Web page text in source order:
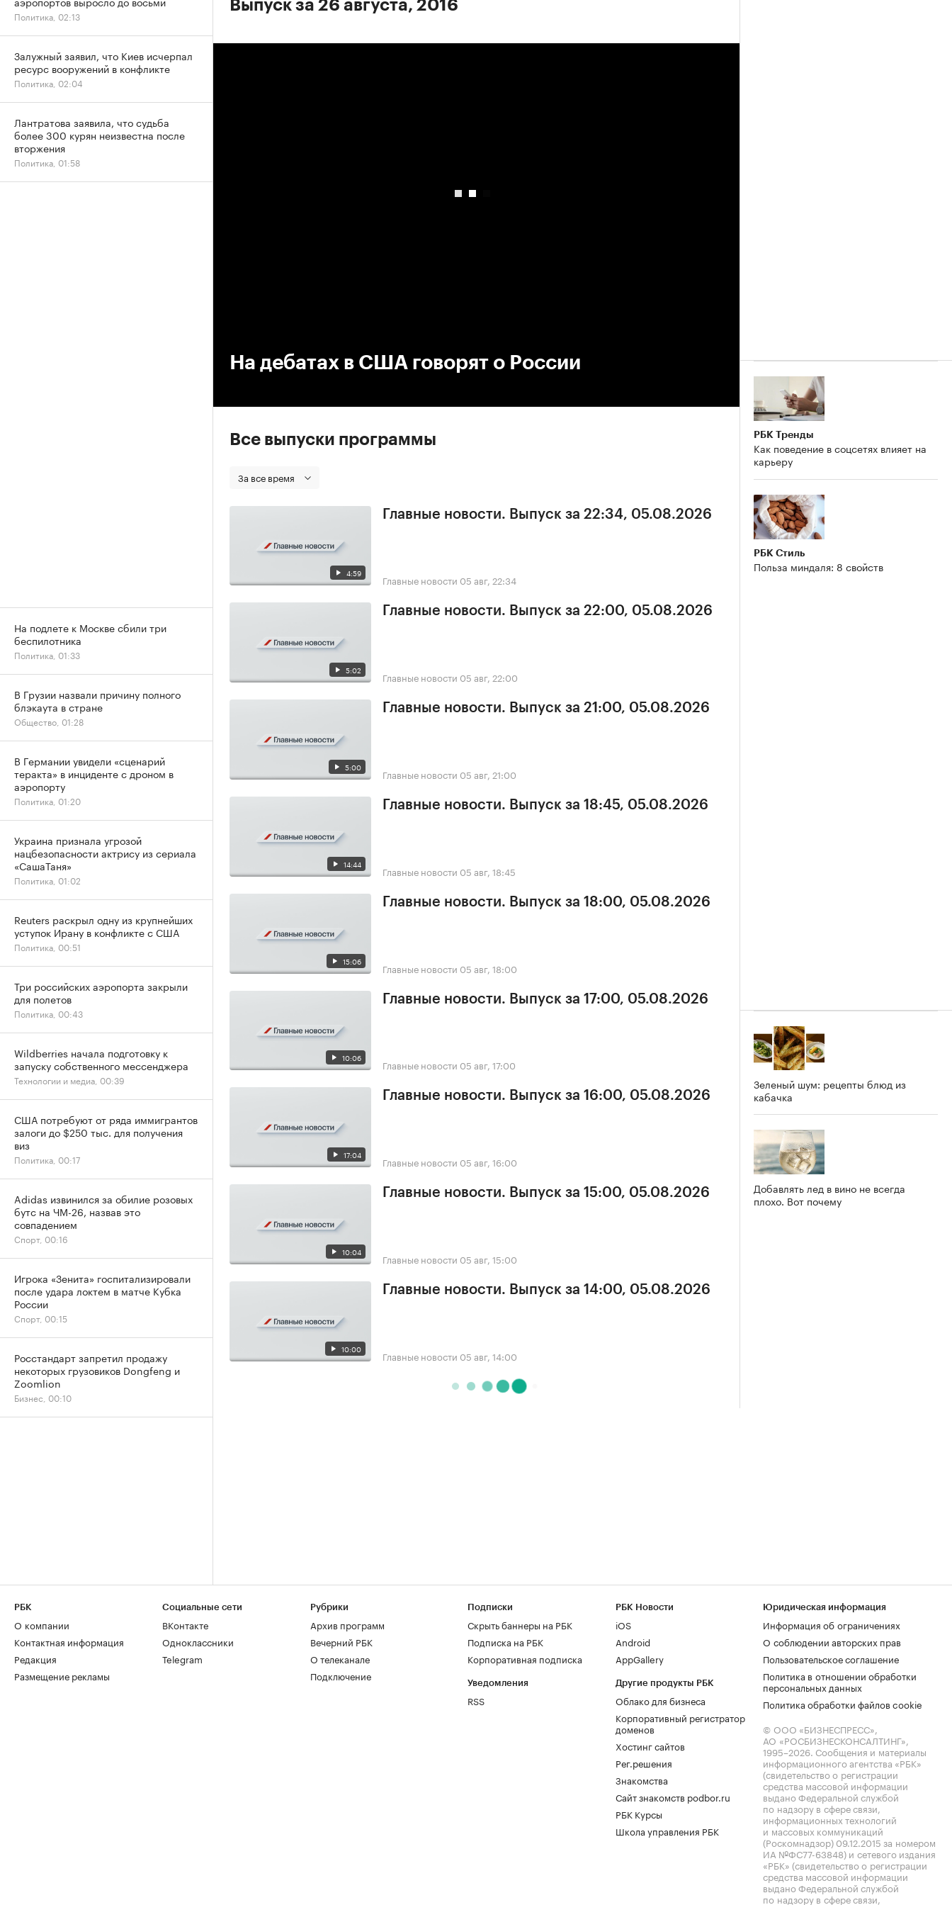
Выпуск за 26 августа, 2016
На дебатах в США говорят о России
Все выпуски программы
За все время
4:59
Главные новости. Выпуск за 22:34, 05.08.2026
Главные новости 05 авг, 22:34
5:02
Главные новости. Выпуск за 22:00, 05.08.2026
Главные новости 05 авг, 22:00
5:00
Главные новости. Выпуск за 21:00, 05.08.2026
Главные новости 05 авг, 21:00
14:44
Главные новости. Выпуск за 18:45, 05.08.2026
Главные новости 05 авг, 18:45
15:06
Главные новости. Выпуск за 18:00, 05.08.2026
Главные новости 05 авг, 18:00
10:06
Главные новости. Выпуск за 17:00, 05.08.2026
Главные новости 05 авг, 17:00
17:04
Главные новости. Выпуск за 16:00, 05.08.2026
Главные новости 05 авг, 16:00
10:04
Главные новости. Выпуск за 15:00, 05.08.2026
Главные новости 05 авг, 15:00
10:00
Главные новости. Выпуск за 14:00, 05.08.2026
Главные новости 05 авг, 14:00
РБК Тренды
Как поведение в соцсетях влияет на
карьеру
РБК Стиль
Польза миндаля: 8 свойств
Зеленый шум: рецепты блюд из
кабачка
Добавлять лед в вино не всегда
плохо. Вот почему
Политика, 02:13
Залужный заявил, что Киев исчерпал
ресурс вооружений в конфликте
Политика, 02:04
Лантратова заявила, что судьба
более 300 курян неизвестна после
вторжения
Политика, 01:58
На подлете к Москве сбили три
беспилотника
Политика, 01:33
В Грузии назвали причину полного
блэкаута в стране
Общество, 01:28
В Германии увидели «сценарий
теракта» в инциденте с дроном в
аэропорту
Политика, 01:20
Украина признала угрозой
нацбезопасности актрису из сериала
«СашаТаня»
Политика, 01:02
Reuters раскрыл одну из крупнейших
уступок Ирану в конфликте с США
Политика, 00:51
Три российских аэропорта закрыли
для полетов
Политика, 00:43
Wildberries начала подготовку к
запуску собственного мессенджера
Технологии и медиа, 00:39
США потребуют от ряда иммигрантов
залоги до $250 тыс. для получения
виз
Политика, 00:17
Adidas извинился за обилие розовых
бутс на ЧМ-26, назвав это
совпадением
Спорт, 00:16
Игрока «Зенита» госпитализировали
после удара локтем в матче Кубка
России
Спорт, 00:15
Росстандарт запретил продажу
некоторых грузовиков Dongfeng и
Zoomlion
Бизнес, 00:10
РБК
О компании
Контактная информация
Редакция
Размещение рекламы
Социальные сети
ВКонтакте
Одноклассники
Telegram
Рубрики
Архив программ
Вечерний РБК
О телеканале
Подключение
Подписки
Скрыть баннеры на РБК
Подписка на РБК
Корпоративная подписка
Уведомления
RSS
РБК Новости
iOS
Android
AppGallery
Другие продукты РБК
Облако для бизнеса
Корпоративный регистратор
доменов
Хостинг сайтов
Рег.решения
Знакомства
Сайт знакомств podbor.ru
РБК Курсы
Школа управления РБК
Юридическая информация
Информация об ограничениях
О соблюдении авторских прав
Пользовательское соглашение
Политика в отношении обработки
персональных данных
Политика обработки файлов cookie
© ООО «БИЗНЕСПРЕСС»,
АО «РОСБИЗНЕСКОНСАЛТИНГ»,
1995–2026. Сообщения и материалы
информационного агентства «РБК»
(свидетельство о регистрации
средства массовой информации
выдано Федеральной службой
по надзору в сфере связи,
информационных технологий
и массовых коммуникаций
(Роскомнадзор) 09.12.2015 за номером
ИА №ФС77-63848) и сетевого издания
«РБК» (свидетельство о регистрации
средства массовой информации
выдано Федеральной службой
по надзору в сфере связи,